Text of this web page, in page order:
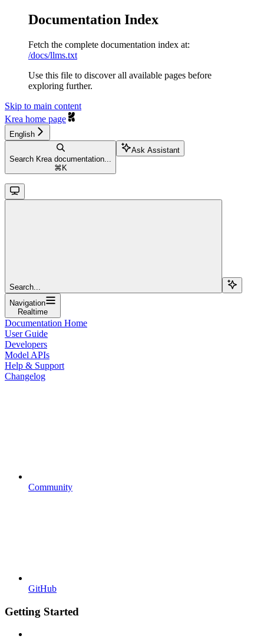
Documentation Index
Fetch the complete documentation index at:
/docs/llms.txt
Use this file to discover all available pages before
exploring further.
Skip to main content
Krea home page
English
Search Krea documentation...
⌘ K
Ask Assistant
Search...
Navigation
Realtime
Documentation Home
User Guide
Developers
Model APIs
Help & Support
Changelog
Community
GitHub
Getting Started